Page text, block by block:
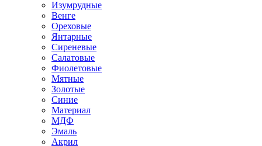
Изумрудные
Венге
Ореховые
Янтарные
Сиреневые
Салатовые
Фиолетовые
Мятные
Золотые
Синие
Материал
МДФ
Эмаль
Акрил